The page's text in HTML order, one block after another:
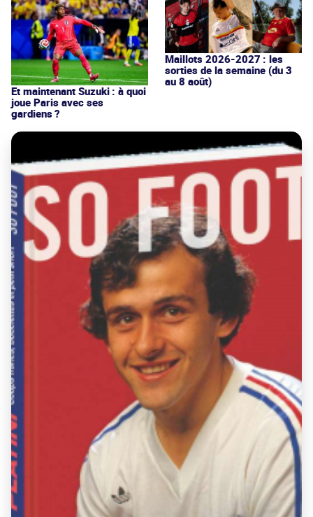
Et maintenant Suzuki : à quoi
joue Paris avec ses
gardiens ?
Maillots 2026-2027 : les
sorties de la semaine (du 3
au 8 août)